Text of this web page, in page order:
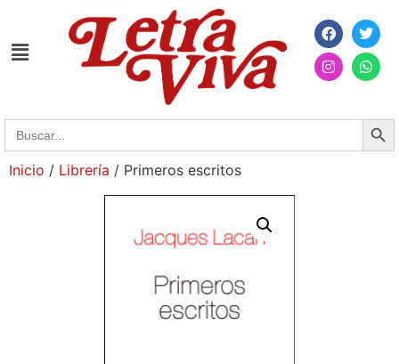
Search
for:
Inicio / Librería / Primeros escritos